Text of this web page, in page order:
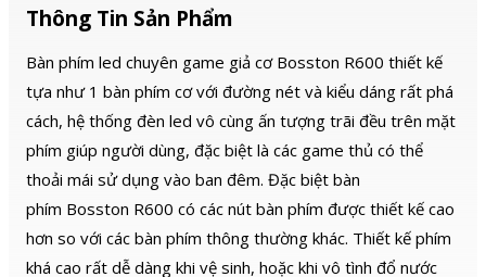
Thông Tin Sản Phẩm
Bàn phím led chuyên game giả cơ Bosston R600 thiết kế
tựa như 1 bàn phím cơ với đường nét và kiểu dáng rất phá
cách, hệ thống đèn led vô cùng ấn tượng trãi đều trên mặt
phím giúp người dùng, đặc biệt là các game thủ có thể
thoải mái sử dụng vào ban đêm. Đặc biệt bàn
phím Bosston R600 có các nút bàn phím được thiết kế cao
hơn so với các bàn phím thông thường khác. Thiết kế phím
khá cao rất dễ dàng khi vệ sinh, hoặc khi vô tình đổ nước